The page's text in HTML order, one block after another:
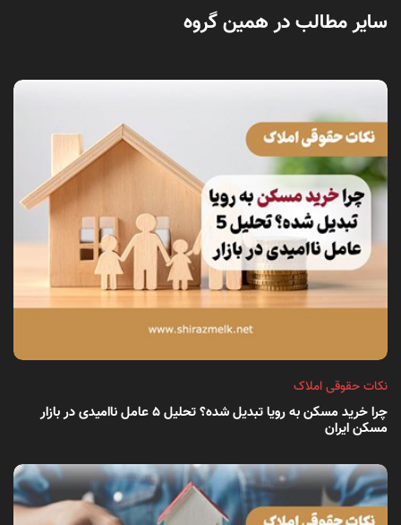
سایر مطالب در همین گروه
نکات حقوقی املاک
چرا خرید مسکن به رویا تبدیل شده؟ تحلیل ۵ عامل ناامیدی در بازار
مسکن ایران